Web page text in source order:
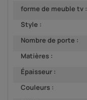
forme de meuble tv :
Style :
Nombre de porte :
Matières :
Épaisseur :
Couleurs :